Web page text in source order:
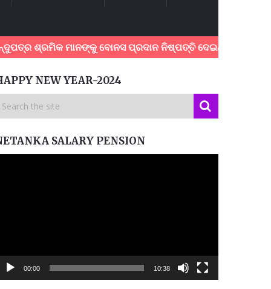
ମାନଙ୍କୁ ବୋନସ ପ୍ରଦାନ ନିଷ୍ପତ୍ତି ଦେଇଥିବାରୁ ମୁଖ୍ୟମନ୍ତ୍ରୀଙ୍କୁ
NEW YEAR-2024
SALARY PENSION
00:00 10:38